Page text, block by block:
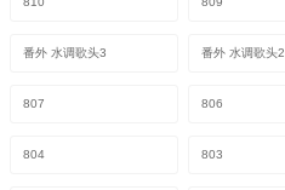
番外 水调歌头3 番外 水调歌头2
807 806
804 803